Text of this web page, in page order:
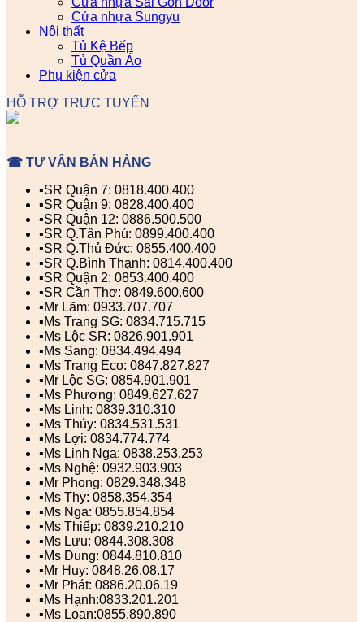
Cửa nhựa Sungyu
Nội thất
Tủ Kệ Bếp
Tủ Quần Áo
Phụ kiện cửa
HỖ TRỢ TRỰC TUYẾN
☎ TƯ VẤN BÁN HÀNG
▪️SR Quận 7: 0818.400.400
▪️SR Quận 9: 0828.400.400
▪️SR Quận 12: 0886.500.500
▪️SR Q.Tân Phú: 0899.400.400
▪️SR Q.Thủ Đức: 0855.400.400
▪️SR Q.Bình Thạnh: 0814.400.400
▪️SR Quận 2: 0853.400.400
▪️SR Cần Thơ: 0849.600.600
▪️Mr Lãm: 0933.707.707
▪️Ms Trang SG: 0834.715.715
▪️Ms Lộc SR: 0826.901.901
▪️Ms Sang: 0834.494.494
▪️Ms Trang Eco: 0847.827.827
▪️Mr Lộc SG: 0854.901.901
▪️Ms Phượng: 0849.627.627
▪️Ms Linh: 0839.310.310
▪️Ms Thúy: 0834.531.531
▪️Ms Lợi: 0834.774.774
▪️Ms Linh Nga: 0838.253.253
▪️Ms Nghệ: 0932.903.903
▪️Mr Phong: 0829.348.348
▪️Ms Thy: 0858.354.354
▪️Ms Nga: 0855.854.854
▪️Ms Thiếp: 0839.210.210
▪️Ms Lưu: 0844.308.308
▪️Ms Dung: 0844.810.810
▪️Mr Huy: 0848.26.08.17
▪️Mr Phát: 0886.20.06.19
▪️Ms Hạnh:0833.201.201
▪️Ms Loan:0855.890.890